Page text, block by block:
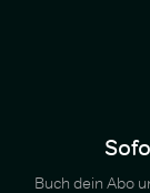
Buch dein Abo